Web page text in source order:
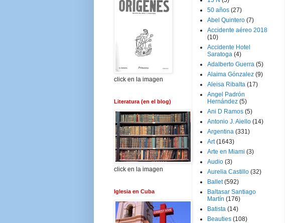
click en la imagen
Literatura (en el blog)
click en la imagen
Iglesia en Cuba
50 años (27)
Abel Quintero (7)
Accidente aéreo 2018
(10)
Accidente Hotel
Saratoga (4)
Adalberto Guerra (5)
Alaima Gónzalez (9)
Aleisa Ribalta (17)
Angel Padrón
Hernández (5)
Ani D Ramos (5)
Antonio J. Aiello (14)
Argentina (331)
Art (1643)
Arte en Miami (3)
Audio (3)
Aurelia Castillo (32)
Ballet (592)
Baltasar Santiago
Martín (176)
Batista (14)
Beauties (108)